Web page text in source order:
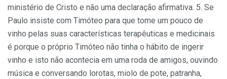
ministério de Cristo e não uma declaração afirmativa. 5. Se
Paulo insiste com Timóteo para que tome um pouco de
vinho pelas suas características terapêuticas e medicinais
é porque o próprio Timóteo não tinha o hábito de ingerir
vinho e isto não acontecia em uma roda de amigos, ouvindo
música e conversando lorotas, miolo de pote, patranha,